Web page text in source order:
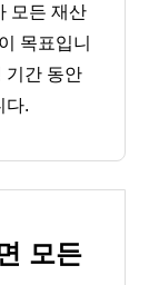
모든 재산
목표입니
기간 동안
다.
모든